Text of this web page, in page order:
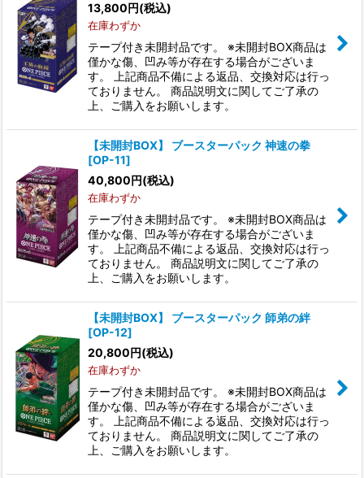
13,800円(税込)
在庫わずか
テープ付き未開封品です。 ※未開封BOX商品は
僅かな傷、凹み等が存在する場合がございま
す。 上記商品不備による返品、交換対応は行っ
ておりません。 商品説明文に関してご了承の
上、ご購入をお願いします。
【未開封BOX】 ブースターパック 神速の拳
[OP-11]
40,800円(税込)
在庫わずか
テープ付き未開封品です。 ※未開封BOX商品は
僅かな傷、凹み等が存在する場合がございま
す。 上記商品不備による返品、交換対応は行っ
ておりません。 商品説明文に関してご了承の
上、ご購入をお願いします。
【未開封BOX】 ブースターパック 師弟の絆
[OP-12]
20,800円(税込)
在庫わずか
テープ付き未開封品です。 ※未開封BOX商品は
僅かな傷、凹み等が存在する場合がございま
す。 上記商品不備による返品、交換対応は行っ
ておりません。 商品説明文に関してご了承の
上、ご購入をお願いします。